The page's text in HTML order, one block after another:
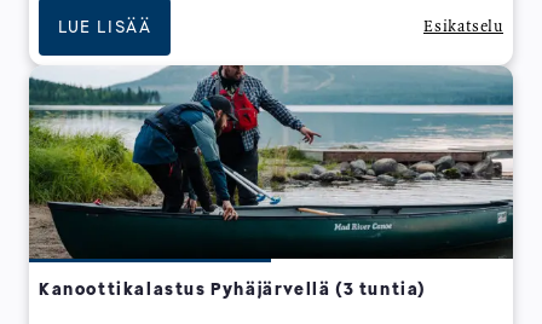
LUE LISÄÄ Esikatselu
Kanoottikalastus Pyhäjärvellä (3 tuntia)